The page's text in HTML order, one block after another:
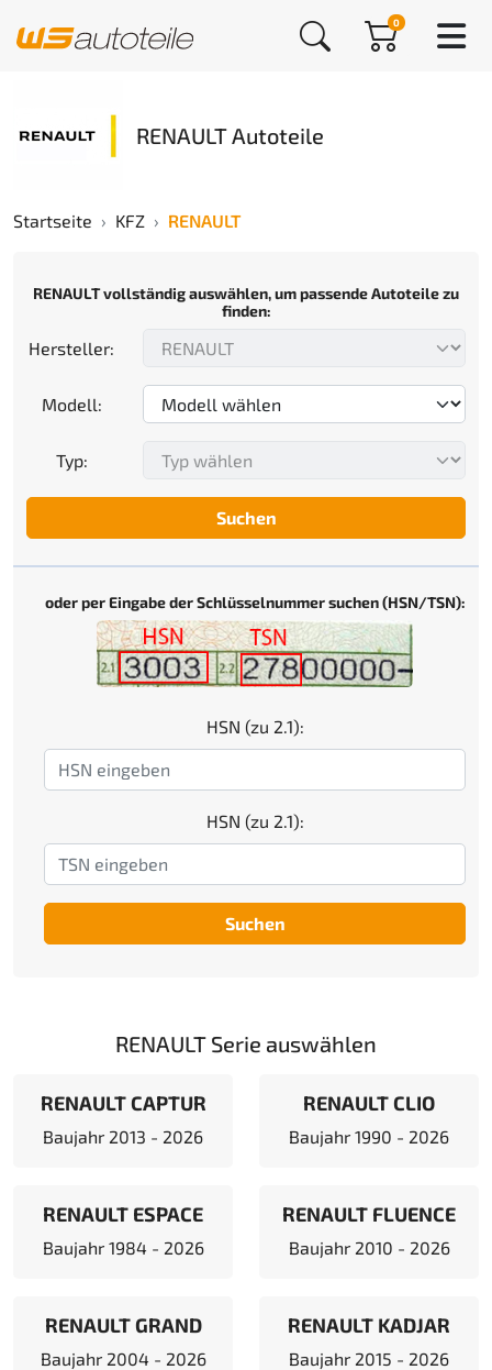
0
RENAULT Autoteile
Startseite KFZ RENAULT
RENAULT vollständig auswählen, um passende Autoteile zu
finden:
Hersteller:
Modell:
Typ:
Suchen
oder per Eingabe der Schlüsselnummer suchen (HSN/TSN):
HSN (zu 2.1):
HSN (zu 2.1):
Suchen
RENAULT Serie auswählen
RENAULT CAPTUR
Baujahr 2013 - 2026
RENAULT CLIO
Baujahr 1990 - 2026
RENAULT ESPACE
Baujahr 1984 - 2026
RENAULT FLUENCE
Baujahr 2010 - 2026
RENAULT GRAND
Baujahr 2004 - 2026
RENAULT KADJAR
Baujahr 2015 - 2026